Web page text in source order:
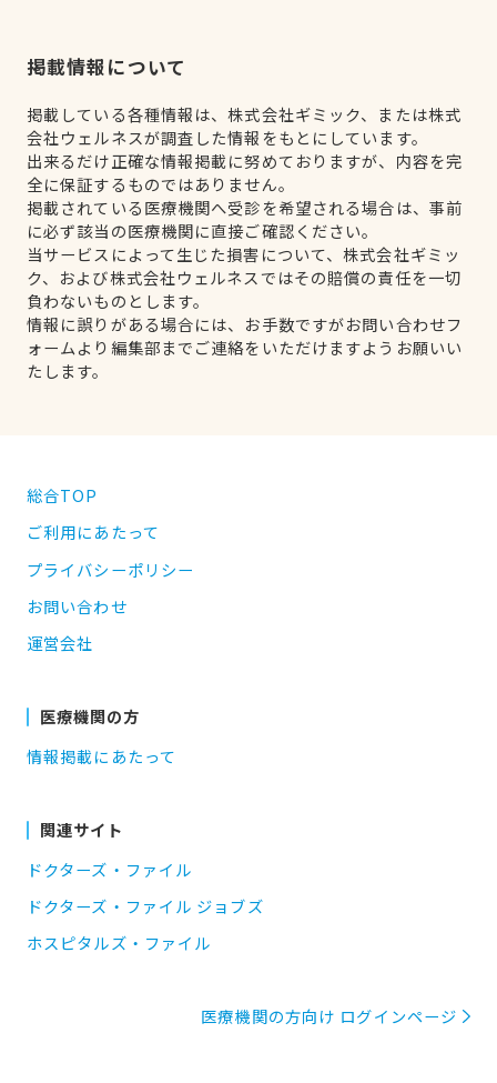
掲載情報について
掲載している各種情報は、株式会社ギミック、または株式
会社ウェルネスが調査した情報をもとにしています。
出来るだけ正確な情報掲載に努めておりますが、内容を完
全に保証するものではありません。
掲載されている医療機関へ受診を希望される場合は、事前
に必ず該当の医療機関に直接ご確認ください。
当サービスによって生じた損害について、株式会社ギミッ
ク、および株式会社ウェルネスではその賠償の責任を一切
負わないものとします。
情報に誤りがある場合には、お手数ですがお問い合わせフ
ォームより編集部までご連絡をいただけますようお願いい
たします。
総合TOP
ご利用にあたって
プライバシーポリシー
お問い合わせ
運営会社
医療機関の方
情報掲載にあたって
関連サイト
ドクターズ・ファイル
ドクターズ・ファイル ジョブズ
ホスピタルズ・ファイル
医療機関の方向け ログインページ